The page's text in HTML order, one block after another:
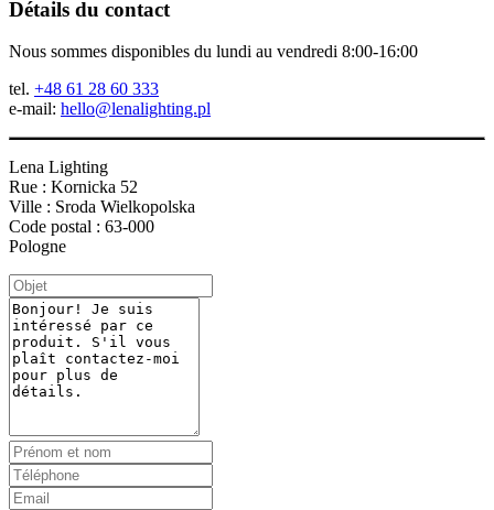
Détails du contact
Nous sommes disponibles du lundi au vendredi 8:00-16:00
tel. +48 61 28 60 333
e-mail: hello@lenalighting.pl
Lena Lighting
Rue : Kornicka 52
Ville : Sroda Wielkopolska
Code postal : 63-000
Pologne